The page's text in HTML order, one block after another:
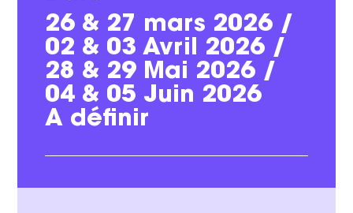
26 & 27 mars 2026 /
02 & 03 Avril 2026 /
28 & 29 Mai 2026 /
04 & 05 Juin 2026
A définir